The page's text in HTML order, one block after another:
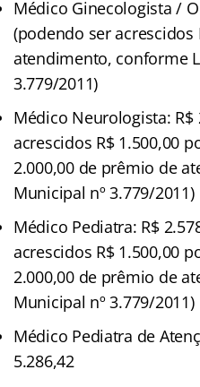
Médico Ginecologista /
(podendo ser acrescidos
atendimento, conforme
3.779/2011)
Médico Neurologista: R$
acrescidos R$ 1.500,00
2.000,00 de prêmio de
Municipal nº 3.779/2011)
Médico Pediatra: R$
acrescidos R$ 1.500,00
2.000,00 de prêmio de
Municipal nº 3.779/2011)
Médico Pediatra de
5.286,42